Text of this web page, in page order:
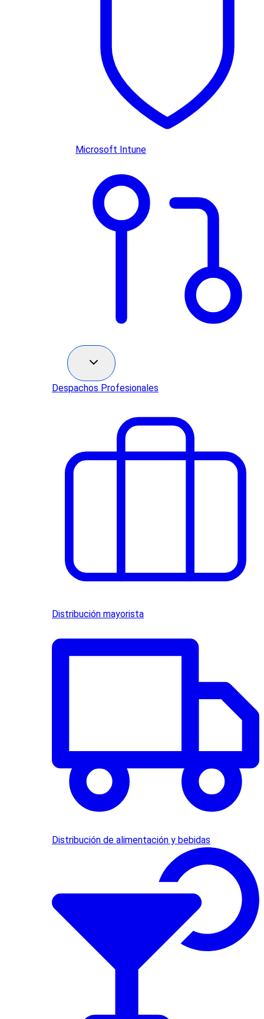
Microsoft Intune
Despachos Profesionales
Distribución mayorista
Distribución de alimentación y bebidas